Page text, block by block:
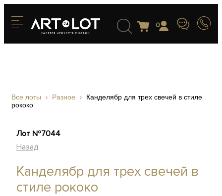
0
Все лоты Разное
Канделябр для трех свечей в стиле
рококо
Лот №7044
Назад
Канделябр для трех свечей в
стиле рококо